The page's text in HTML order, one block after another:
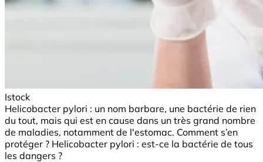
Istock
Helicobacter pylori : un nom barbare, une bactérie de rien
du tout, mais qui est en cause dans un très grand nombre
de maladies, notamment de l'estomac. Comment s’en
protéger ? Helicobacter pylori : est-ce la bactérie de tous
les dangers ?